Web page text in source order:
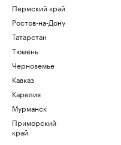
Пермский край
Ростов-на-Дону
Татарстан
Тюмень
Черноземье
Кавказ
Карелия
Мурманск
Приморский
край